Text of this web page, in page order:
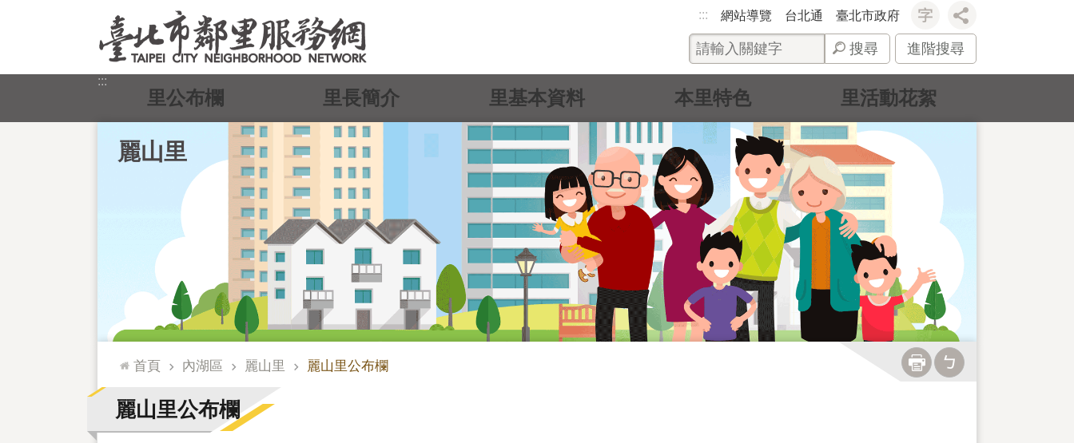
::: 網站導覽 台北通 臺北市政府
搜尋 進階搜尋
:::
麗山里
里公布欄 里長簡介 里基本資料 本里特色 里活動花絮
::: 首頁 內湖區 麗山里 麗山里公布欄
麗山里公布欄